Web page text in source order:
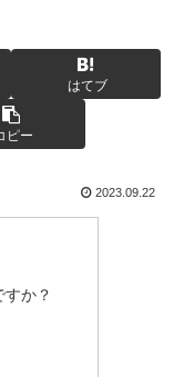
はてブ
ピー
2023.09.22
か？